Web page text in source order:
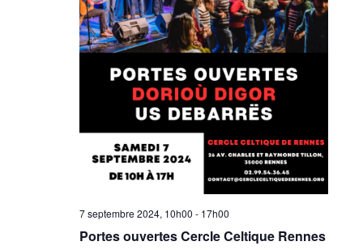
7 septembre 2024, 10h00 - 17h00
Portes ouvertes Cercle Celtique Rennes